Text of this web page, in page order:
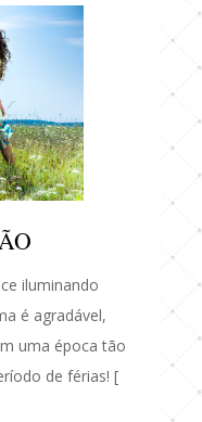
iluminando
é agradável,
uma época tão
de férias! [